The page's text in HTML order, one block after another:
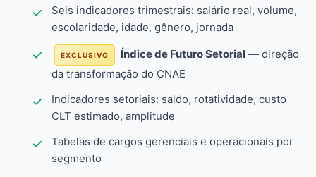
Seis indicadores trimestrais: salário real, volume,
escolaridade, idade, gênero, jornada
EXCLUSIVO Índice de Futuro Setorial — direção
da transformação do CNAE
Indicadores setoriais: saldo, rotatividade, custo
CLT estimado, amplitude
Tabelas de cargos gerenciais e operacionais por
segmento